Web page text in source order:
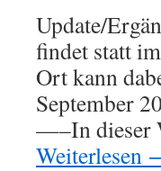
Update/
findet statt
Ort kann
September
—–In dieser
Weiterlesen